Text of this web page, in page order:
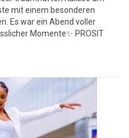
mit einem besonderen
Es war ein Abend voller
Momente✨ PROSIT